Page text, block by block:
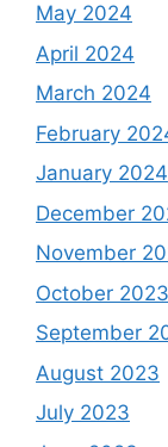
May 2024
April 2024
March 2024
February
January 2024
December
November
October 2023
September
August 2023
July 2023